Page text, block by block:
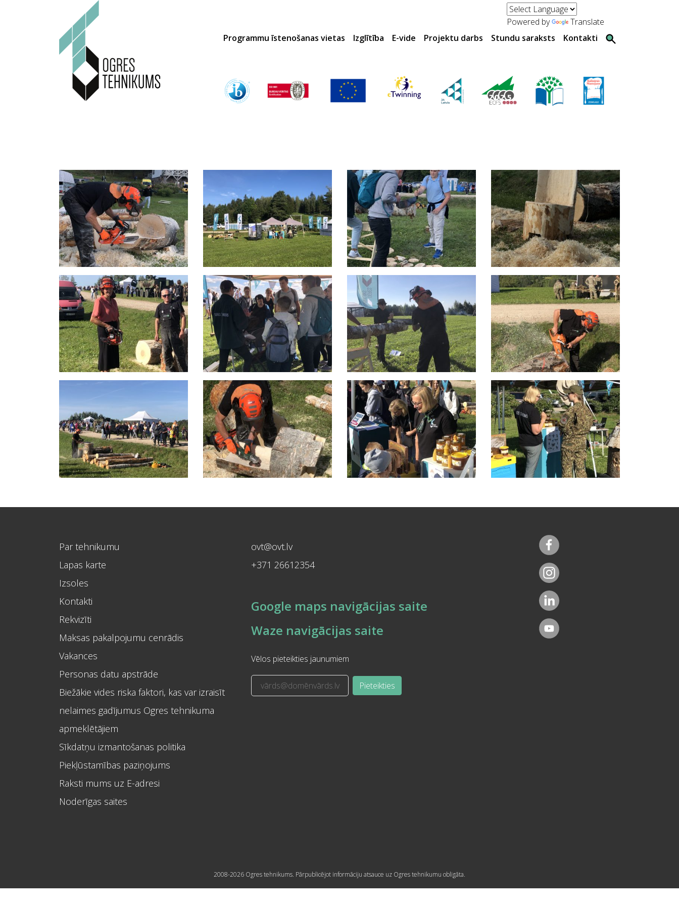
Powered by
Translate
Programmu īstenošanas vietas
Izglītība E-vide Projektu darbs Stundu saraksts Kontakti
Par tehnikumu
Lapas karte
Izsoles
Kontakti
Rekvizīti
Maksas pakalpojumu cenrādis
Vakances
Personas datu apstrāde
Biežākie vides riska faktori, kas var izraisīt
nelaimes gadījumus Ogres tehnikuma
apmeklētājiem
Sīkdatņu izmantošanas politika
Piekļūstamības paziņojums
Raksti mums uz E-adresi
Noderīgas saites
ovt@ovt.lv
+371 26612354
Google maps navigācijas saite
Waze navigācijas saite
Vēlos pieteikties jaunumiem
Pieteikties
2008-2026 Ogres tehnikums. Pārpublicējot informāciju atsauce uz Ogres tehnikumu obligāta.